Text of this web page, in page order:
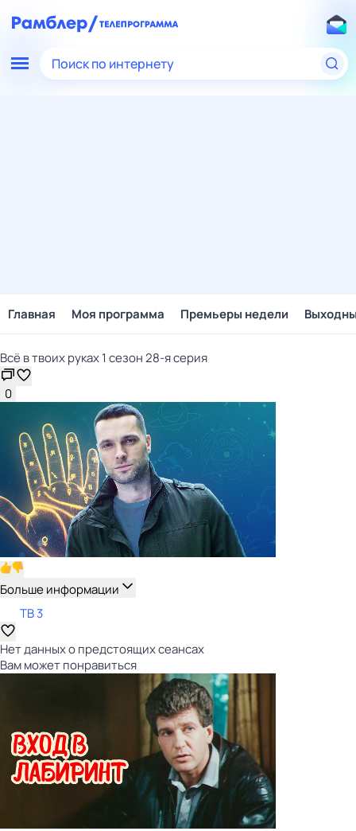
Поиск по интернету
Главная Моя программа Премьеры недели
Всё в твоих руках 1 сезон 28-я серия
0
Больше информации
ТВ 3
Нет данных о предстоящих сеансах
Вам может понравиться